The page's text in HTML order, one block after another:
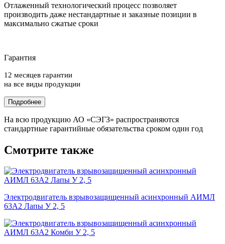
Отлаженный технологический процесс позволяет
производить даже нестандартные и заказные позиции в
максимально сжатые сроки
Гарантия
12 месяцев гарантии
на все виды продукции
Подробнее
На всю продукцию АО «СЭГЗ» распространяются
стандартные гарантийные обязательства сроком один год
Смотрите также
Электродвигатель взрывозащищенный асинхронный АИМЛ
63А2 Лапы У 2, 5